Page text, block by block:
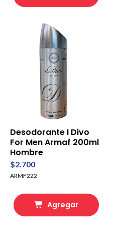
Desodorante I Divo
For Men Armaf 200ml
Hombre
$2.700
ARMF222
Agregar